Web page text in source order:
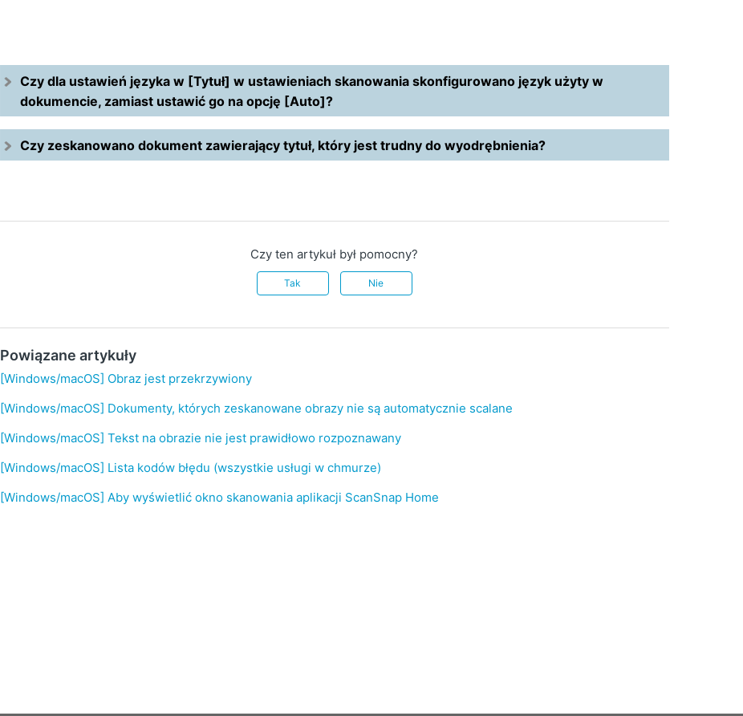
Czy dla ustawień języka w [Tytuł] w ustawieniach skanowania skonfigurowano język użyty w
dokumencie, zamiast ustawić go na opcję [Auto]?
Czy zeskanowano dokument zawierający tytuł, który jest trudny do wyodrębnienia?
Czy ten artykuł był pomocny?
Tak Nie
Powiązane artykuły
[Windows/macOS] Obraz jest przekrzywiony
[Windows/macOS] Dokumenty, których zeskanowane obrazy nie są automatycznie scalane
[Windows/macOS] Tekst na obrazie nie jest prawidłowo rozpoznawany
[Windows/macOS] Lista kodów błędu (wszystkie usługi w chmurze)
[Windows/macOS] Aby wyświetlić okno skanowania aplikacji ScanSnap Home